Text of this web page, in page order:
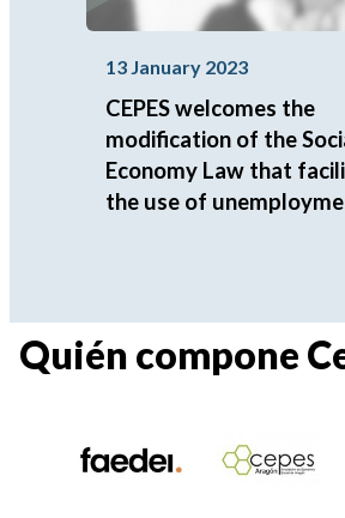
13 January 2023
CEPES welcomes the
modification of the
Economy Law that
the use of
Quién compone